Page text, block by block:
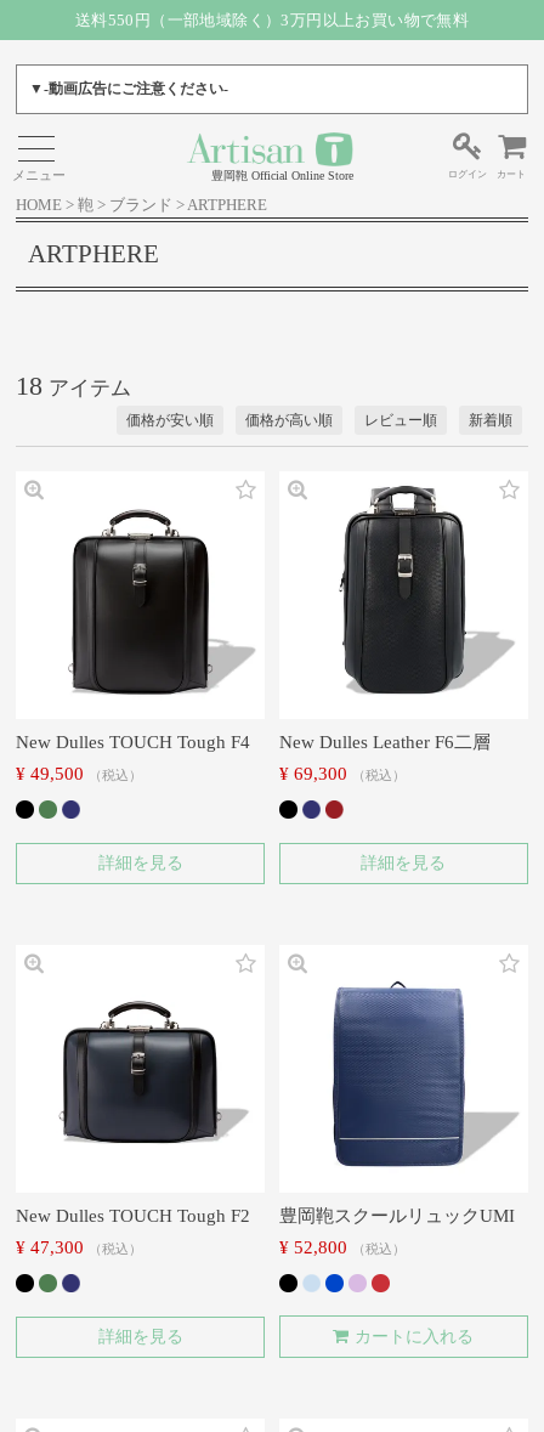
送料550円（一部地域除く）3万円以上お買い物で無料
▼-動画広告にご注意ください-
豊岡鞄 Official Online Store ログイン カート
HOME 鞄 ブランド ARTPHERE
ARTPHERE
価格が安い順 価格が高い順 レビュー順 新着順
18
New Dulles TOUCH Tough F4
¥ 49,500 税込
詳細を見る
New Dulles Leather F6二層
¥ 69,300 税込
詳細を見る
New Dulles TOUCH Tough F2
¥ 47,300 税込
詳細を見る
豊岡鞄スクールリュックUMI
¥ 52,800 税込
カートに入れる